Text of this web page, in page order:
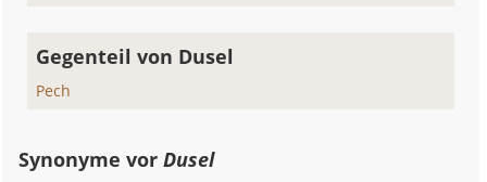
Gegenteil von Dusel
Pech
Synonyme vorDusel